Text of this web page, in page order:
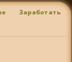
Заработать